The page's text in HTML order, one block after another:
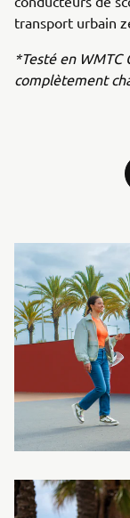
transport urbain
*Testé en WMTC
complètement